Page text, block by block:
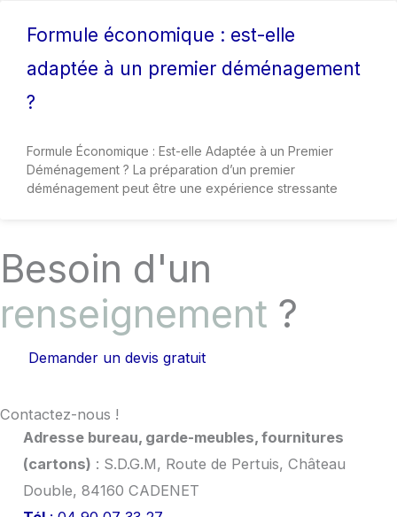
Formule économique : est-elle
adaptée à un premier déménagement
?
Formule Économique : Est-elle Adaptée à un Premier
Déménagement ? La préparation d’un premier
déménagement peut être une expérience stressante
Besoin d'un
renseignement ?
Demander un devis gratuit
Contactez-nous !
Adresse bureau, garde-meubles, fournitures
(cartons) : S.D.G.M, Route de Pertuis, Château
Double, 84160 CADENET